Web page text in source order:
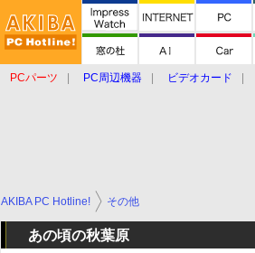
PCパーツ PC周辺機器 ビデオカード
AKIBA PC Hotline! その他
あの頃の秋葉原